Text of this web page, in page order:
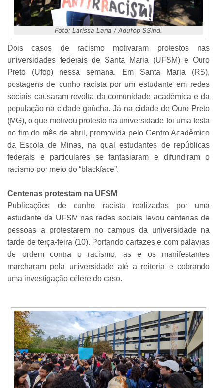
Foto: Larissa Lana / Adufop SSind.
Dois casos de racismo motivaram protestos nas
universidades federais de Santa Maria (UFSM) e Ouro
Preto (Ufop) nessa semana. Em Santa Maria (RS),
postagens de cunho racista por um estudante em redes
sociais causaram revolta da comunidade acadêmica e da
população na cidade gaúcha. Já na cidade de Ouro Preto
(MG), o que motivou protesto na universidade foi uma festa
no fim do mês de abril, promovida pelo Centro Acadêmico
da Escola de Minas, na qual estudantes de repúblicas
federais e particulares se fantasiaram e difundiram o
racismo por meio do “blackface”.
Centenas protestam na UFSM
Publicações de cunho racista realizadas por uma
estudante da UFSM nas redes sociais levou centenas de
pessoas a protestarem no campus da universidade na
tarde de terça-feira (10). Portando cartazes e com palavras
de ordem contra o racismo, as e os manifestantes
marcharam pela universidade até a reitoria e cobrando
uma investigação célere do caso.